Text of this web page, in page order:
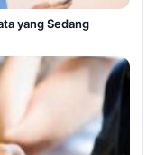
yang Sedang